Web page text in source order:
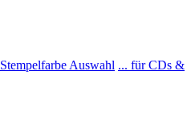
Stempelfarbe Auswahl ... für CDs &